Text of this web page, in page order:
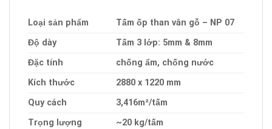
Loại sản phẩm
Tấm ốp than vân gỗ – NP 07
Độ dày
Tấm 3 lớp: 5mm & 8mm
Đặc tính
chống ẩm, chống nước
Kích thước
2880 x 1220 mm
Quy cách
3,416m²/tấm
Trọng lượng
~20 kg/tấm